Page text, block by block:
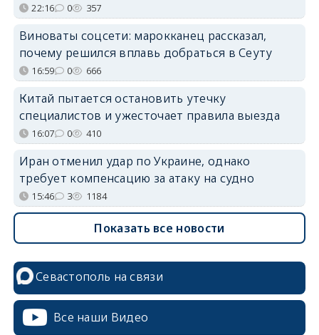
22:16 0 357
Виноваты соцсети: марокканец рассказал,
почему решился вплавь добраться в Сеуту
16:59 0 666
Китай пытается остановить утечку
специалистов и ужесточает правила выезда
16:07 0 410
Иран отменил удар по Украине, однако
требует компенсацию за атаку на судно
15:46 3 1184
Показать все новости
Севастополь на связи
Все наши Видео